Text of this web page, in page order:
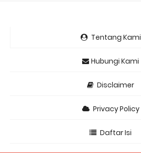
Tentang Kami
Hubungi Kami
Disclaimer
Privacy Policy
Daftar Isi